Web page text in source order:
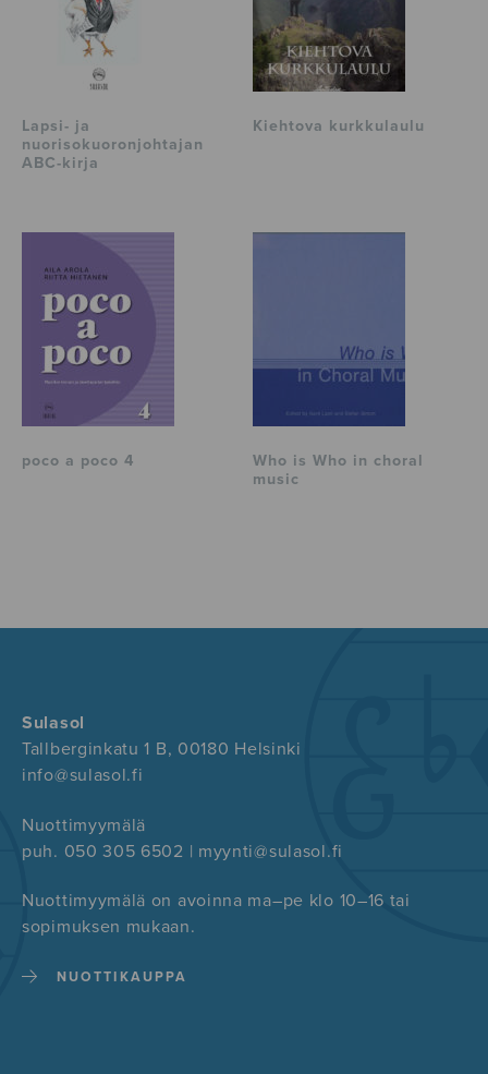
Lapsi- ja
nuorisokuoronjohtajan
ABC-kirja
Kiehtova kurkkulaulu
poco a poco 4
Who is Who in choral
music
Sulasol
Tallberginkatu 1 B, 00180 Helsinki
info@sulasol.fi
Nuottimyymälä
puh. 050 305 6502 | myynti@sulasol.fi
Nuottimyymälä on avoinna ma–pe klo 10–16 tai
sopimuksen mukaan.
NUOTTIKAUPPA